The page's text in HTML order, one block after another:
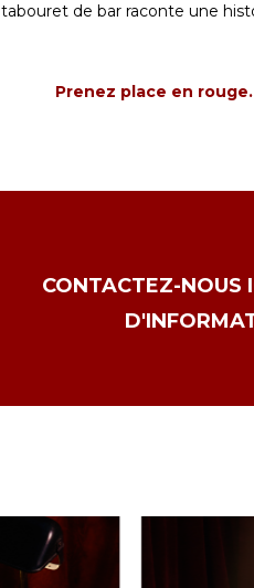
tabouret de bar raconte une
Prenez place en
CONTACTEZ-NOUS